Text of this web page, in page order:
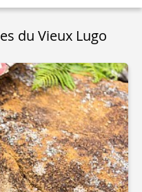
du Vieux Lugo